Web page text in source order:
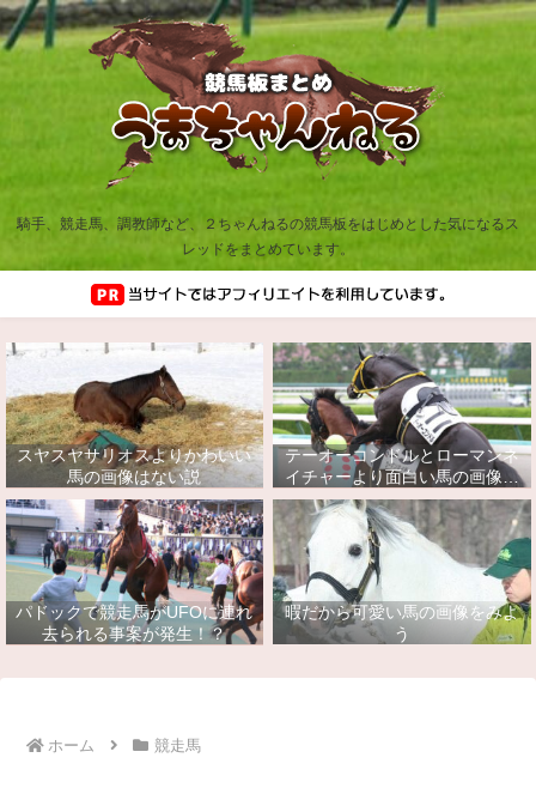
騎手、競走馬、調教師など、２ちゃんねるの競馬板をはじめとした気になるス
レッドをまとめています。
スヤスヤサリオスよりかわいい
馬の画像はない説
テーオーコンドルとローマンネ
イチャーより面白い馬の画像っ
てあるの？
パドックで競走馬がUFOに連れ
去られる事案が発生！？
暇だから可愛い馬の画像をみよ
う
ホーム 競走馬